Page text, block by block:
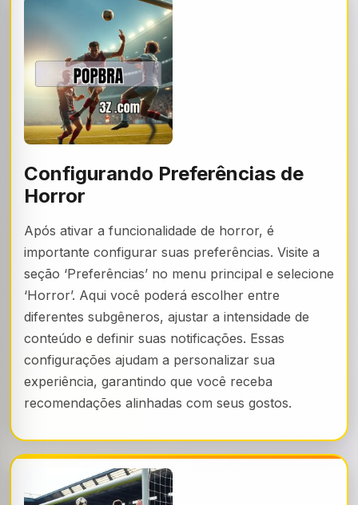
Configurando Preferências de
Horror
Após ativar a funcionalidade de horror, é
importante configurar suas preferências. Visite a
seção ‘Preferências’ no menu principal e selecione
‘Horror’. Aqui você poderá escolher entre
diferentes subgêneros, ajustar a intensidade de
conteúdo e definir suas notificações. Essas
configurações ajudam a personalizar sua
experiência, garantindo que você receba
recomendações alinhadas com seus gostos.